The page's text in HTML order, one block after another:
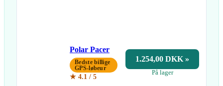
Polar Pacer
Bedste billige
GPS-løbeur
★ 4.1 / 5
1.254,00 DKK »
På lager